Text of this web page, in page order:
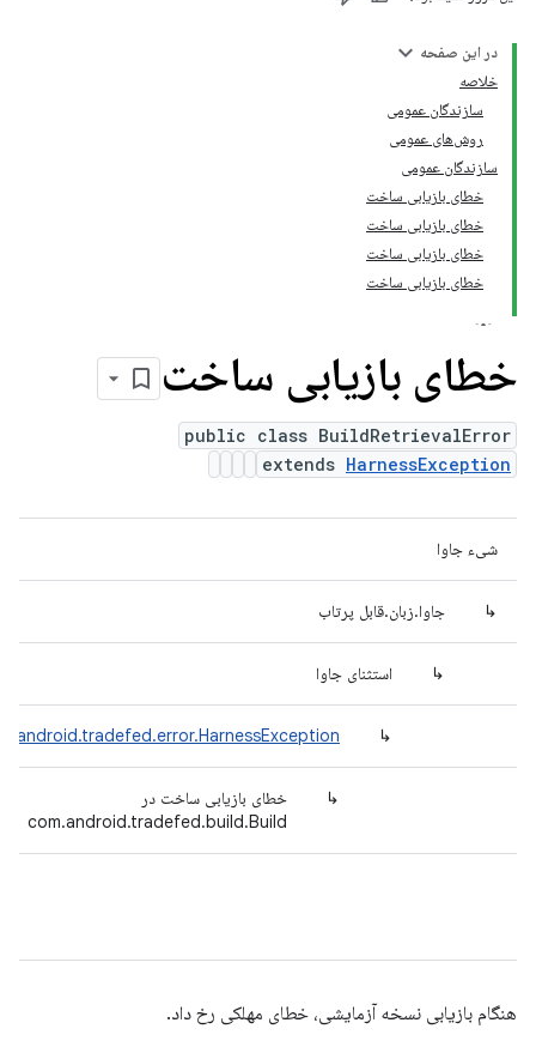
در این صفحه
خلاصه
سازندگان عمومی
روش‌های عمومی
سازندگان عمومی
خطای بازیابی ساخت
خطای بازیابی ساخت
خطای بازیابی ساخت
خطای بازیابی ساخت
خطای بازیابی ساخت
public class BuildRetrievalError
extends HarnessException
شیء جاوا
↳ جاوا.زبان.قابل پرتاب
↳ استثنای جاوا
↳
↳
خطای بازیابی ساخت در
com.android.tradefed.build.Build
هنگام بازیابی نسخه آزمایشی، خطای مهلکی رخ داد.